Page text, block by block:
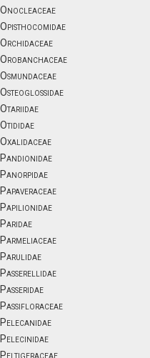
Onocleaceae
Opisthocomidae
Orchidaceae
Orobanchaceae
Osmundaceae
Osteoglossidae
Otariidae
Otididae
Oxalidaceae
Pandionidae
Panorpidae
Papaveraceae
Papilionidae
Paridae
Parmeliaceae
Parulidae
Passerellidae
Passeridae
Passifloraceae
Pelecanidae
Pelecinidae
Peltigeraceae